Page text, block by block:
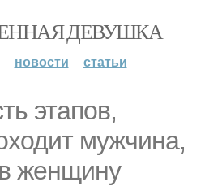
ДЕВУШКА
новости статьи
этапов,
мужчина,
женщину